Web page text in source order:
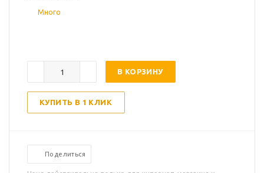
Много
В КОРЗИНУ
КУПИТЬ В 1 КЛИК
Поделиться